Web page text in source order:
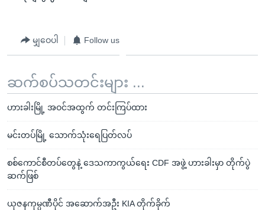
မျှဝေပါ Follow us
ဆက်စပ်သတင်းများ ...
ဟားခါးမြို့ အဝင်အထွက် တင်းကြပ်ထား
မင်းတပ်မြို့ သောက်သုံးရေပြတ်လပ်
စစ်ကောင်စီတပ်တွေနဲ့ ဒေသကာကွယ်ရေး CDF အဖွဲ့ ဟားခါးမှာ တိုက်ပွဲ
ဆက်ဖြစ်
ယုဇနကုမ္ပဏီပိုင် အဆောက်အဦး KIA တိုက်ခိုက်